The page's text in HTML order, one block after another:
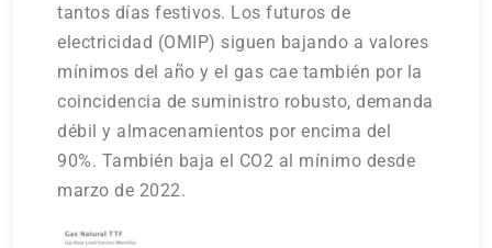
tantos días festivos. Los futuros de
electricidad (OMIP) siguen bajando a valores
mínimos del año y el gas cae también por la
coincidencia de suministro robusto, demanda
débil y almacenamientos por encima del
90%. También baja el CO2 al mínimo desde
marzo de 2022.